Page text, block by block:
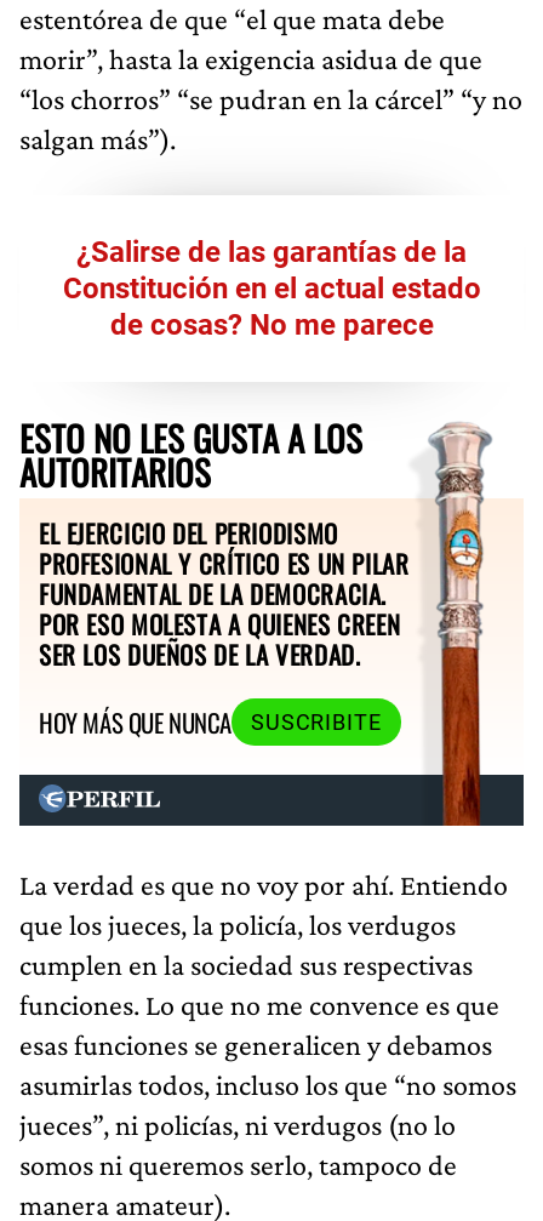
estentórea de que “el que mata debe
morir”, hasta la exigencia asidua de que
“los chorros” “se pudran en la cárcel” “y no
salgan más”).
¿Salirse de las garantías de la
Constitución en el actual estado
de cosas? No me parece
ESTO NO LES GUSTA A LOS
AUTORITARIOS
EL EJERCICIO DEL PERIODISMO
PROFESIONAL Y CRÍTICO ES UN PILAR
FUNDAMENTAL DE LA DEMOCRACIA.
POR ESO MOLESTA A QUIENES CREEN
SER LOS DUEÑOS DE LA VERDAD.
HOY MÁS QUE NUNCA
SUSCRIBITE
La verdad es que no voy por ahí. Entiendo
que los jueces, la policía, los verdugos
cumplen en la sociedad sus respectivas
funciones. Lo que no me convence es que
esas funciones se generalicen y debamos
asumirlas todos, incluso los que “no somos
jueces”, ni policías, ni verdugos (no lo
somos ni queremos serlo, tampoco de
manera amateur).